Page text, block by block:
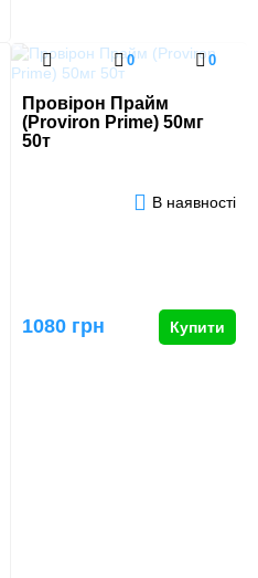
0 0
Провірон Прайм
(Proviron Prime) 50мг
50т
В наявності
1080 грн Купити